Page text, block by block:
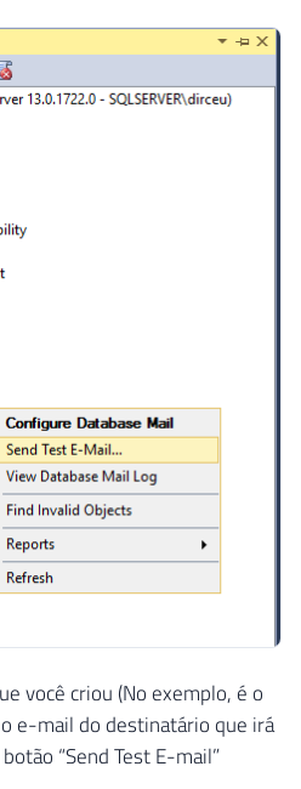
você criou (No exemplo, é o
e-mail do destinatário que irá
“Send Test E-mail”